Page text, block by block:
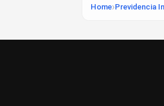
Home Previdencia